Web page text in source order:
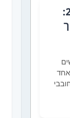
חוף קסניה כרוסו ב-2026:
אחד